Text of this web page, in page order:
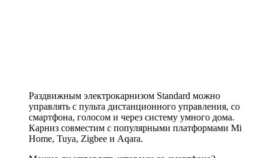
Раздвижным электрокарнизом Standard можно
управлять с пульта дистанционного управления, со
смартфона, голосом и через систему умного дома.
Карниз совместим с популярными платформами Mi
Home, Tuya, Zigbee и Aqara.